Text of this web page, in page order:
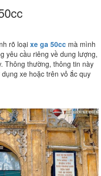
rõ loại xe ga 50cc mà mình
yêu cầu riêng về dung lượng,
Thông thường, thông tin này
xe hoặc trên vỏ ắc quy